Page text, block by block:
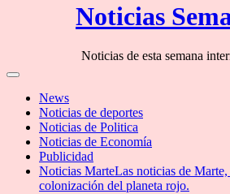
Noticias
Noticias de esta semana
Off
CanvasNews
Noticias de deportes
Noticias de Politica
Noticias de Economía
Publicidad
Noticias MarteLas noticias de
colonización del planeta rojo.